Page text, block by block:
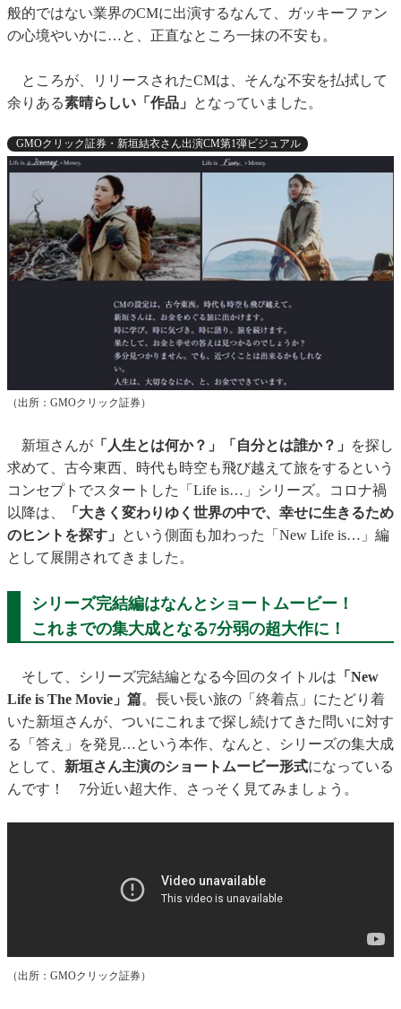
般的ではない業界のCMに出演するなんて、ガッキーファン
の心境やいかに…と、正直なところ一抹の不安も。
ところが、リリースされたCMは、そんな不安を払拭して
余りある素晴らしい「作品」 となっていました。
GMOクリック証券・新垣結衣さん出演CM第1弾ビジュアル
（出所：GMOクリック証券）
新垣さんが 「人生とは何か？」「自分とは誰か？」
を探し
求めて、古今東西、時代も時空も飛び越えて旅をするという
コンセプトでスタートした「Life is…」シリーズ。コロナ禍
以降は、
「大きく変わりゆく世界の中で、幸せに生きるため
のヒントを探す」
という側面も加わった「New Life is…」編
として展開されてきました。
シリーズ完結編はなんとショートムービー！
これまでの集大成となる7分弱の超大作に！
そして、シリーズ完結編となる今回のタイトルは 「New
Life is The Movie」篇。長い長い旅の「終着点」にたどり着
いた新垣さんが、ついにこれまで探し続けてきた問いに対す
る「答え」を発見…という本作、なんと、シリーズの集大成
として、 新垣さん主演のショートムービー形式になっている
んです！ 7分近い超大作、さっそく見てみましょう。
（出所：GMOクリック証券）